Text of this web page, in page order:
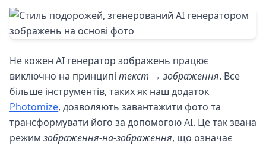
Не кожен AI генератор зображень працює
виключно на принципі текст → зображення. Все
більше інструментів, таких як наш додаток
Photomize, дозволяють завантажити фото та
трансформувати його за допомогою AI. Це так звана
режим зображення-на-зображення, що означає